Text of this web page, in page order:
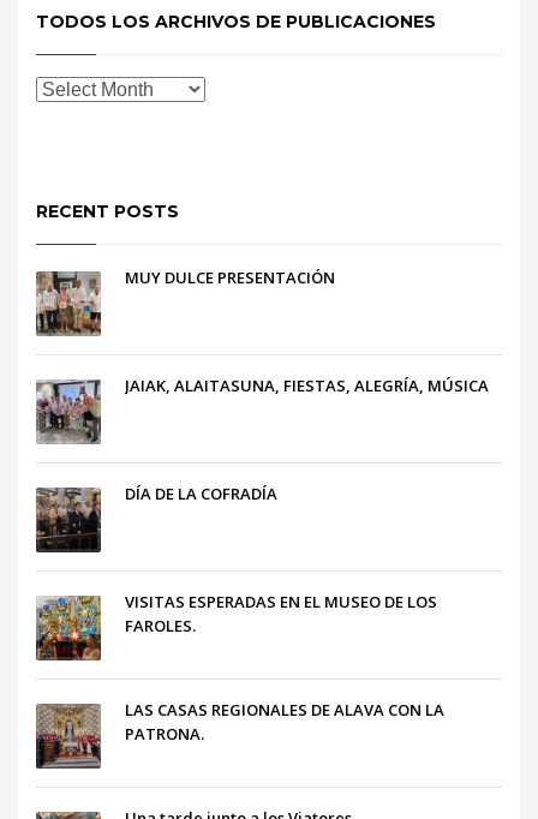
TODOS LOS ARCHIVOS DE PUBLICACIONES
RECENT POSTS
MUY DULCE PRESENTACIÓN
JAIAK, ALAITASUNA, FIESTAS, ALEGRÍA, MÚSICA
DÍA DE LA COFRADÍA
VISITAS ESPERADAS EN EL MUSEO DE LOS
FAROLES.
LAS CASAS REGIONALES DE ALAVA CON LA
PATRONA.